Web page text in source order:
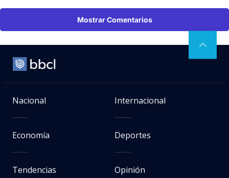
Mostrar Comentarios
Nacional Internacional
Economía Deportes
Tendencias Opinión